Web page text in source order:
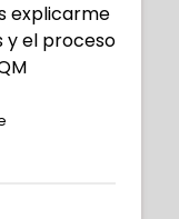
explicarme
y el proceso